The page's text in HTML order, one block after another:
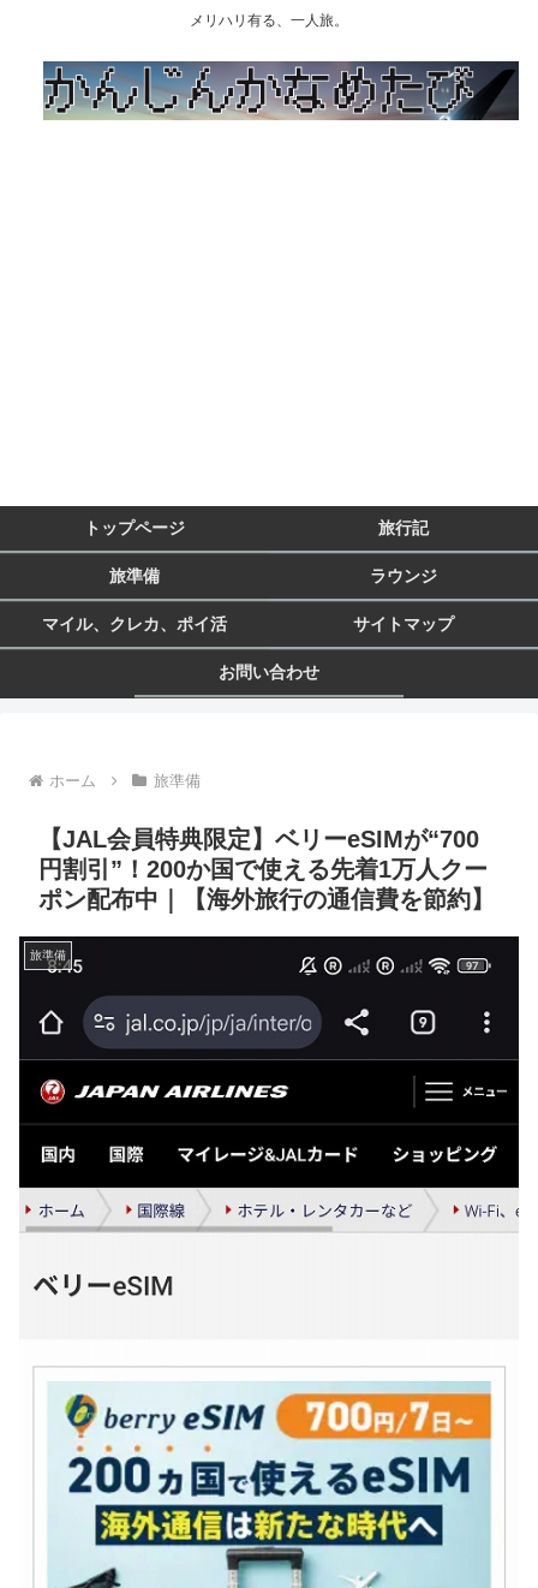
メリハリ有る、一人旅。
トップページ 旅行記
旅準備 ラウンジ
マイル、クレカ、ポイ活 サイトマップ
お問い合わせ
ホーム 旅準備
【JAL会員特典限定】ベリーeSIMが“700
円割引”！200か国で使える先着1万人クー
ポン配布中｜【海外旅行の通信費を節約】
旅準備